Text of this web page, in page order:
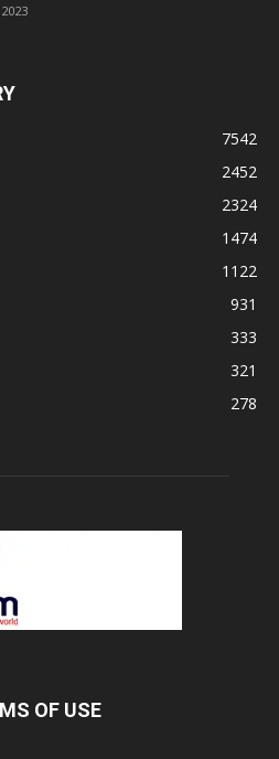
7542
2452
2324
1474
1122
931
333
321
278
OF USE